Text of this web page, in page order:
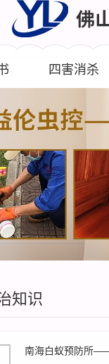
四害消杀
知识
南海白蚁预防所